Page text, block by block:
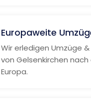
Europaweite
Wir erledigen Umzüge
von Gelsenkirchen nach
Europa.